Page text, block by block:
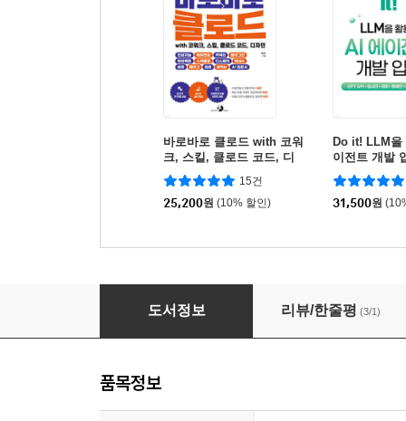
바로바로 클로드 with 코워
크, 스킬, 클로드 코드, 디
자인
15건
25,200원 (10% 할인)
Do it! LLM을
이전트 개발
31,500원
Do it! 스프링 AI를 활용한 AI 에이전트 개발 입
도서정보 리뷰/한줄평 (3/1)
품목정보